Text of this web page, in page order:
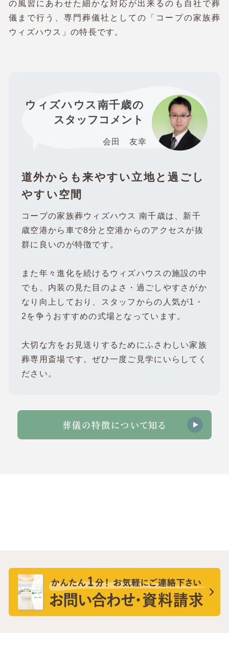
の風習にあわせた細かな対応が出来るのも自社で葬
儀まで行う、専門葬儀社としての「コープの家族葬
ウィズハウス」の特長です。
ウィズハウス南千歳の
スタッフコメント
会田 友幸
道外からも来やすい立地と過ごし
やすい空間
コープの家族葬ウィズハウス 南千歳は、新千
歳空港から車で8分と空港からのアクセスが抜
群に良いのが特徴です。
また年々進化を続けるウィズハウスの施設の中
でも、内装の見た目のよさ・過ごしやすさがか
なり向上しており、スタッフからの人気が1・
2を争うおすすめの式場となっています。
大切な方をお見送りするためにふさわしい家族
葬専用斎場です。ぜひ一度ご見学にいらしてく
ださい。
葬儀の特徴について知る